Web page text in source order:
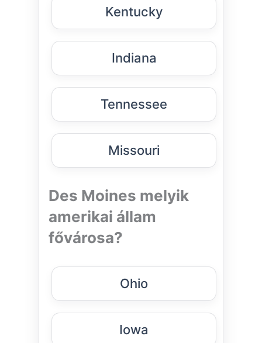
Kentucky
Indiana
Tennessee
Missouri
Des Moines melyik
amerikai állam
fővárosa?
Ohio
Iowa